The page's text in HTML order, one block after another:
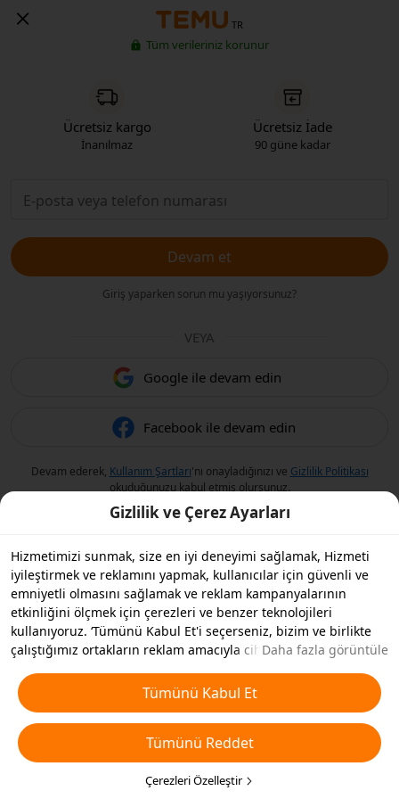
TR
Tüm verileriniz korunur
Ücretsiz kargo
İnanılmaz
Ücretsiz İade
90 güne kadar
Devam et
Giriş yaparken sorun mu yaşıyorsunuz?
VEYA
Google ile devam edin
Facebook ile devam edin
Devam ederek, Kullanım Şartları'nı onayladığınızı ve Gizlilik Politikası
okuduğunuzu kabul etmiş olursunuz.
Gizlilik ve Çerez Ayarları
Hizmetimizi sunmak, size en iyi deneyimi sağlamak, Hizmeti
iyileştirmek ve reklamını yapmak, kullanıcılar için güvenli ve
emniyetli olmasını sağlamak ve reklam kampanyalarının
etkinliğini ölçmek için çerezleri ve benzer teknolojileri
kullanıyoruz. ‘Tümünü Kabul Et'i seçerseniz, bizim ve birlikte
çalıştığımız ortakların reklam amacıyla cihazınızda çerezleri ve
Ayrıca, temel olmayan çerezlerin ’Tümünü Reddedebilir' veya
aşağıdaki ’Çerezleri Özelleştir'i tıklayarak veya gizlilik
ayarlarınızda istediğiniz zaman hangi çerez türlerini kabul
etmek veya devre dışı bırakmak istediğinizi seçebilirsiniz. Daha
fazla detay içinÇerezler ve Benzer Teknolojiler Politikamıza
Daha fazla görüntüle
Tümünü Kabul Et
Tümünü Reddet
Çerezleri Özelleştir